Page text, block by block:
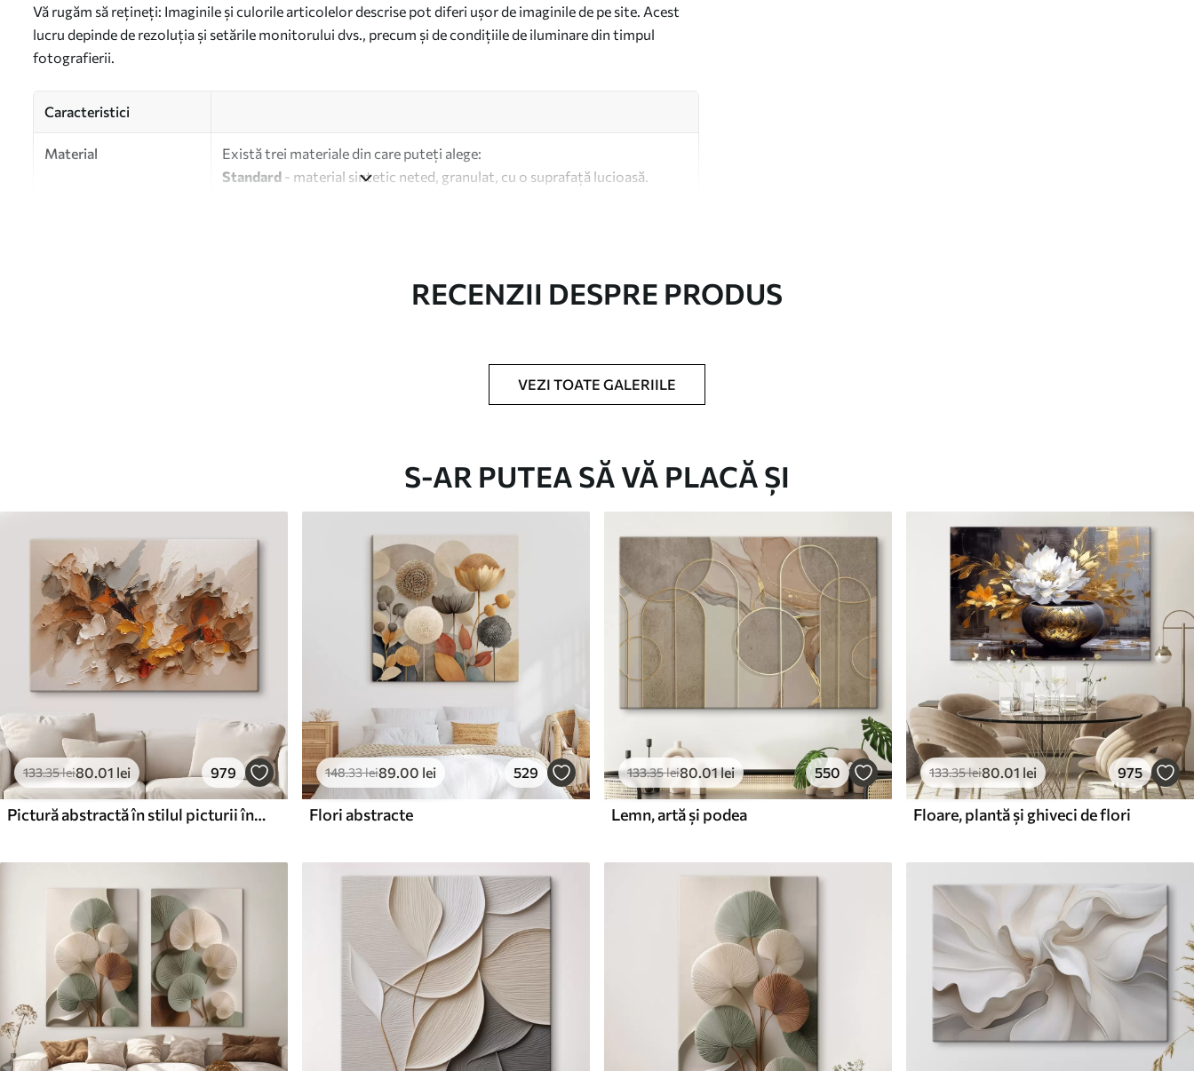
Vă rugăm să rețineți: Imaginile și culorile articolelor descrise pot diferi ușor de imaginile de pe site. Acest
lucru depinde de rezoluția și setările monitorului dvs., precum și de condițiile de iluminare din timpul
fotografierii.
Caracteristici
Material
Există trei materiale din care puteți alege:
Standard - material sintetic neted, granulat, cu o suprafață lucioasă.
✓
Cerneală sigură și inodoră
✗Suprafață tip pânză
✗Material ecologic
✓
✓ Cerneală sigură și inodoră
Suprafață tip pânză
De La124 .99lei
✓
✓
✓Suprafață tip pânză
✓Material ecologic
RECENZII DESPRE PRODUS
VEZI TOATE GALERIILE
S-AR PUTEA SĂ VĂ PLACĂ ȘI
133.35lei80.01 lei 979
Pictură abstractă în stilul picturii în ulei
148.33lei89.00 lei 529
Flori abstracte
133.35lei80.01lei 550
Lemn, artă și podea
133.35lei80.01 lei 975
Floare, plantă și ghiveci de flori